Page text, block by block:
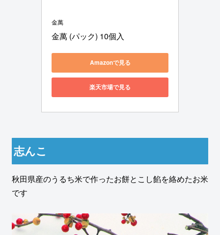
金萬
金萬 (パック) 10個入
Amazonで見る
楽天市場で見る
志んこ
秋田県産のうるち米で作ったお餅とこし餡を絡めたお米
です